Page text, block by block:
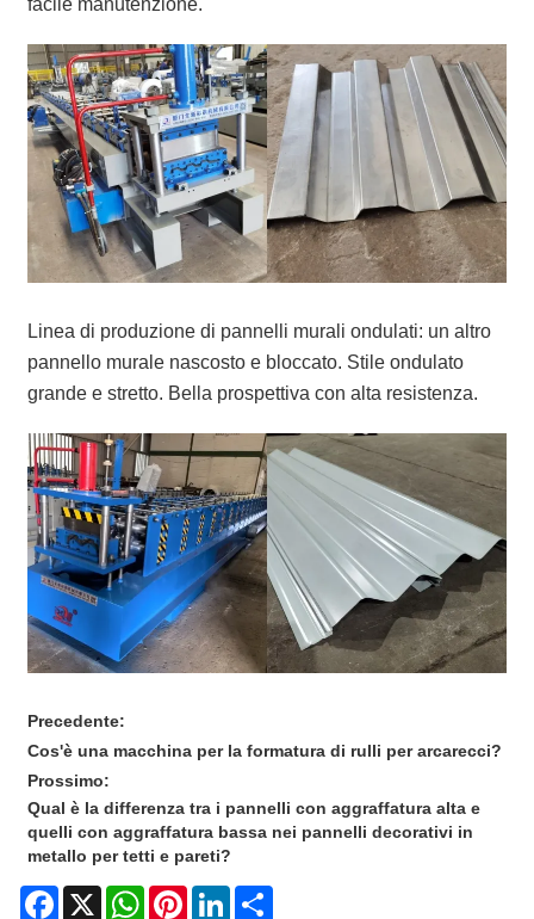
Linea di produzione di pannelli murali ondulati: un altro
pannello murale nascosto e bloccato. Stile ondulato
grande e stretto. Bella prospettiva con alta resistenza.
Precedente:
Cos'è una macchina per la formatura di rulli per arcarecci?
Prossimo:
Qual è la differenza tra i pannelli con aggraffatura alta e
quelli con aggraffatura bassa nei pannelli decorativi in ​​
metallo per tetti e pareti?
Facebook
X WhatsAppPinterestLinkedIn